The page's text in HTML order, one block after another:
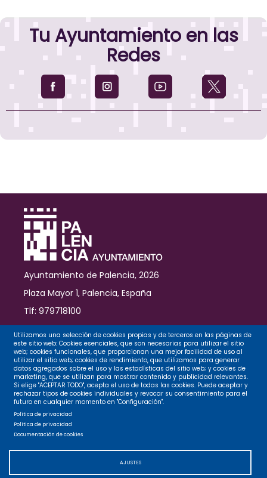
Ayuntamiento
comunica
a
Adif
resolución
por
que
temporal
total
de
los
trabajos
en
nocturno
en
Camino
Viejo
de
Husillos
Tu Ayuntamiento en las
Redes
Ayuntamiento de Palencia, 2026
Plaza Mayor 1, Palencia, España
Tlf: 979718100
Contacto
Legal
Privacidad
Utilizamos una selección de cookies propias y de terceros en las páginas de
este sitio web: Cookies esenciales, que son necesarias para utilizar el sitio
web; cookies funcionales, que proporcionan una mejor facilidad de uso al
utilizar el sitio web; cookies de rendimiento, que utilizamos para generar
datos agregados sobre el uso y las estadísticas del sitio web; y cookies de
marketing, que se utilizan para mostrar contenido y publicidad relevantes.
Si elige "ACEPTAR TODO", acepta el uso de todas las cookies. Puede aceptar y
rechazar tipos de cookies individuales y revocar su consentimiento para el
futuro en cualquier momento en "Configuración".
Política de privacidad
Política de privacidad
Documentación de cookies
AJUSTES